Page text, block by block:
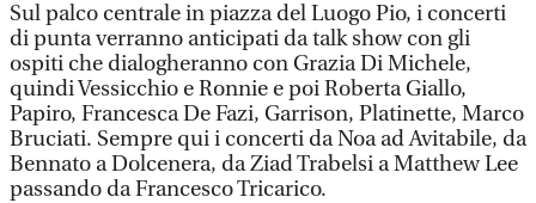
Sul palco centrale in piazza del Luogo Pio, i concerti
di punta verranno anticipati da talk show con gli
ospiti che dialogheranno con Grazia Di Michele,
quindi Vessicchio e Ronnie e poi Roberta Giallo,
Papiro, Francesca De Fazi, Garrison, Platinette, Marco
Bruciati. Sempre qui i concerti da Noa ad Avitabile, da
Bennato a Dolcenera, da Ziad Trabelsi a Matthew Lee
passando da Francesco Tricarico.